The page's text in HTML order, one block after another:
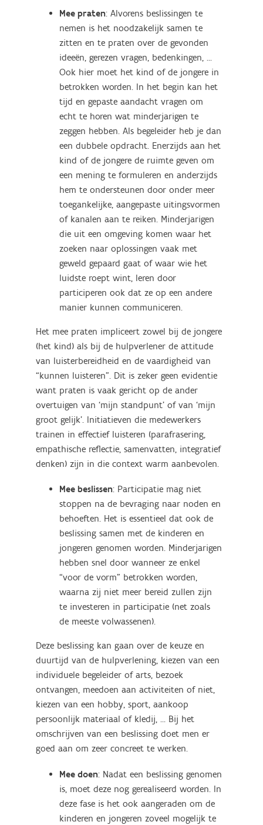
Mee praten: Alvorens beslissingen te
nemen is het noodzakelijk samen te
zitten en te praten over de gevonden
ideeën, gerezen vragen, bedenkingen, ...
Ook hier moet het kind of de jongere in
betrokken worden. In het begin kan het
tijd en gepaste aandacht vragen om
echt te horen wat minderjarigen te
zeggen hebben. Als begeleider heb je dan
een dubbele opdracht. Enerzijds aan het
kind of de jongere de ruimte geven om
een mening te formuleren en anderzijds
hem te ondersteunen door onder meer
toegankelijke, aangepaste uitingsvormen
of kanalen aan te reiken. Minderjarigen
die uit een omgeving komen waar het
zoeken naar oplossingen vaak met
geweld gepaard gaat of waar wie het
luidste roept wint, leren door
participeren ook dat ze op een andere
manier kunnen communiceren.
Het mee praten impliceert zowel bij de jongere
(het kind) als bij de hulpverlener de attitude
van luisterbereidheid en de vaardigheid van
“kunnen luisteren”. Dit is zeker geen evidentie
want praten is vaak gericht op de ander
overtuigen van ‘mijn standpunt’ of van ‘mijn
groot gelijk’. Initiatieven die medewerkers
trainen in effectief luisteren (parafrasering,
empathische reflectie, samenvatten, integratief
denken) zijn in die context warm aanbevolen.
Mee beslissen: Participatie mag niet
stoppen na de bevraging naar noden en
behoeften. Het is essentieel dat ook de
beslissing samen met de kinderen en
jongeren genomen worden. Minderjarigen
hebben snel door wanneer ze enkel
“voor de vorm” betrokken worden,
waarna zij niet meer bereid zullen zijn
te investeren in participatie (net zoals
de meeste volwassenen).
Deze beslissing kan gaan over de keuze en
duurtijd van de hulpverlening, kiezen van een
individuele begeleider of arts, bezoek
ontvangen, meedoen aan activiteiten of niet,
kiezen van een hobby, sport, aankoop
persoonlijk materiaal of kledij, ... Bij het
omschrijven van een beslissing doet men er
goed aan om zeer concreet te werken.
Mee doen: Nadat een beslissing genomen
is, moet deze nog gerealiseerd worden. In
deze fase is het ook aangeraden om de
kinderen en jongeren zoveel mogelijk te